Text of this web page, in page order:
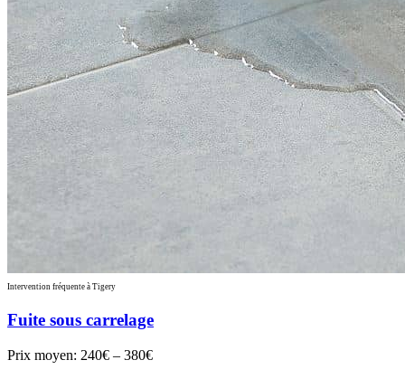
Intervention fréquente à Tigery
Fuite sous carrelage
Prix moyen: 240€ – 380€